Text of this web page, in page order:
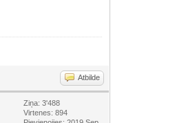
Atbilde
Ziņa: 3'488
Virtenes: 894